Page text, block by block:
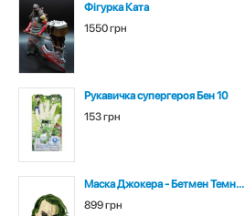
Фігурка Ката
1550 грн
Рукавичка супергероя Бен 10
153 грн
Маска Джокера - Бетмен Темн...
899 грн